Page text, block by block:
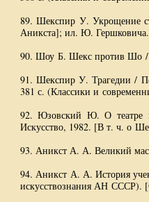
89. Шекспир У. Укрощение
Аникста]; ил. Ю.
90. Шоу Б. Шекс против Шо /
91. Шекспир У. Трагедии /
381 с. (Классики и
92. Юзовский Ю. О
Искусство, 1982. [В т. ч. о
93. Аникст А. А. Великий
94. Аникст А. А. История
искусствознания АН СССР).